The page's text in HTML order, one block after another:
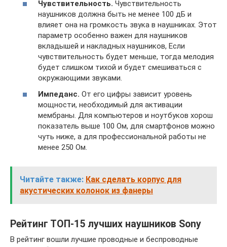
Чувствительность. Чувствительность
наушников должна быть не менее 100 дБ и
влияет она на громкость звука в наушниках. Этот
параметр особенно важен для наушников
вкладышей и накладных наушников, Если
чувствительность будет меньше, тогда мелодия
будет слишком тихой и будет смешиваться с
окружающими звуками.
Импеданс. От его цифры зависит уровень
мощности, необходимый для активации
мембраны. Для компьютеров и ноутбуков хорош
показатель выше 100 Ом, для смартфонов можно
чуть ниже, а для профессиональной работы не
менее 250 Ом.
Читайте также: Как сделать корпус для
акустических колонок из фанеры
Рейтинг ТОП-15 лучших наушников Sony
В рейтинг вошли лучшие проводные и беспроводные